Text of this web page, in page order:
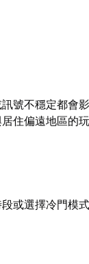
號不穩定都會
住偏遠地區的
或選擇冷門模